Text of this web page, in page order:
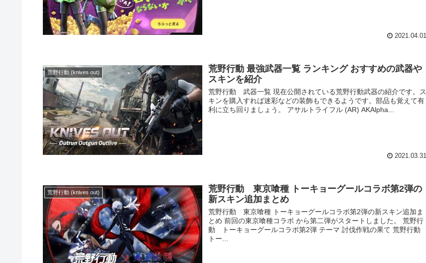
2021.04.01
荒野行動 (knives out)
荒野行動 最強武器一覧 ランキング おすすめの武器や
スキンを紹介
荒野行動 武器一覧 現在公開されている荒野行動武器の紹介です。ス
キンを購入すれば迷彩などの装飾もできるようです。部品も覚えて有
利に立ち回りましょう。 アサルトライフル (AR) AKAlpha...
2021.03.31
荒野行動 (knives out)
荒野行動 東京喰種 トーキョーグールコラボ第2弾の
新スキン追加まとめ
荒野行動 東京喰種 トーキョーグールコラボ第2弾の新スキン追加ま
とめ 前回の東京喰種コラボ から第二弾がスタートしました。 荒野行
動 トーキョーグールコラボ第2弾 テーマ 討伐作戦の果て 荒野行動
トー...